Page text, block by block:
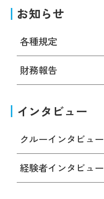
お知らせ
各種規定
財務報告
インタビュー
クルーインタビュー
経験者インタビュー